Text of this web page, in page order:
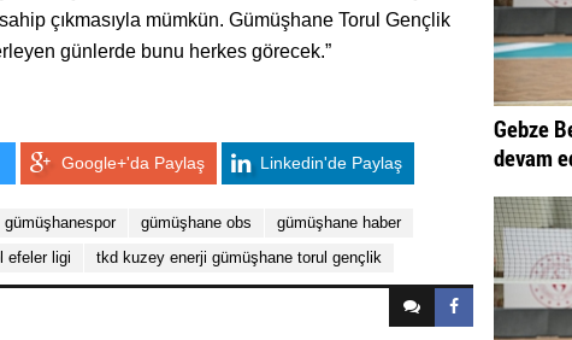
çıkmasıyla mümkün. Gümüşhane Torul Gençlik
günlerde bunu herkes görecek.”
Google+'da Paylaş Linkedin'de Paylaş
gümüşhanespor gümüşhane obs
gümüşhane haber
efeler ligi tkd kuzey enerji gümüşhane torul gençlik
Gebze
devam